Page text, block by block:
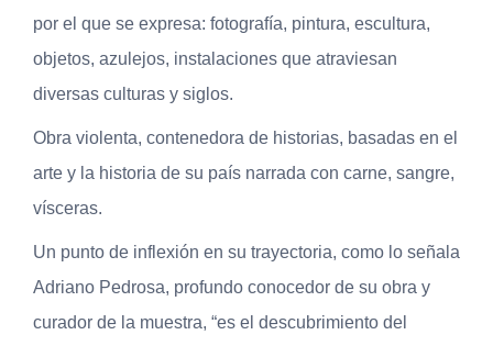
por el que se expresa: fotografía, pintura, escultura,
objetos, azulejos, instalaciones que atraviesan
diversas culturas y siglos.
Obra violenta, contenedora de historias, basadas en el
arte y la historia de su país narrada con carne, sangre,
vísceras.
Un punto de inflexión en su trayectoria, como lo señala
Adriano Pedrosa, profundo conocedor de su obra y
curador de la muestra, “es el descubrimiento del